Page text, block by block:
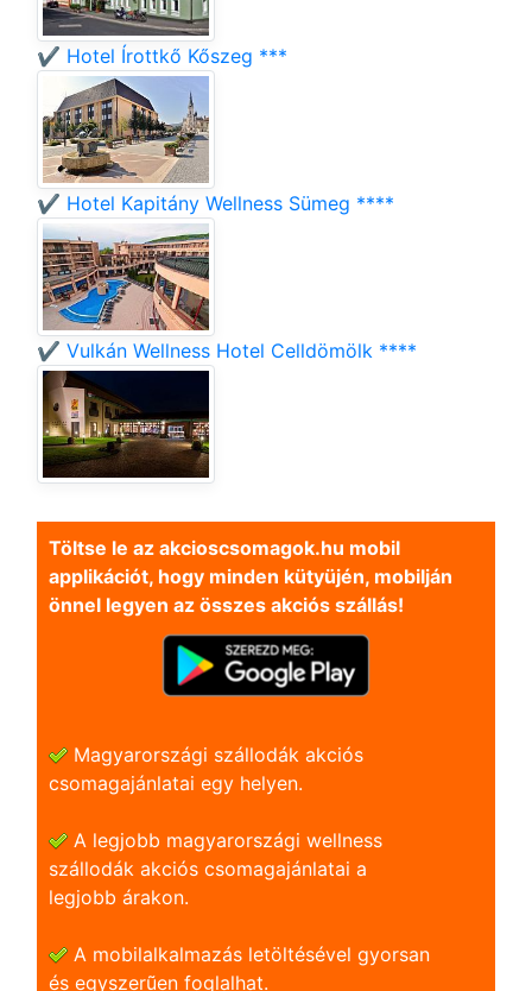
✔️ Hotel Írottkő Kőszeg ***
✔️ Hotel Kapitány Wellness Sümeg ****
✔️ Vulkán Wellness Hotel Celldömölk ****
Töltse le az akcioscsomagok.hu mobil
applikációt, hogy minden kütyüjén, mobilján
önnel legyen az összes akciós szállás!
Magyarországi szállodák akciós
csomagajánlatai egy helyen.
A legjobb magyarországi wellness
szállodák akciós csomagajánlatai a
legjobb árakon.
A mobilalkalmazás letöltésével gyorsan
és egyszerũen foglalhat.